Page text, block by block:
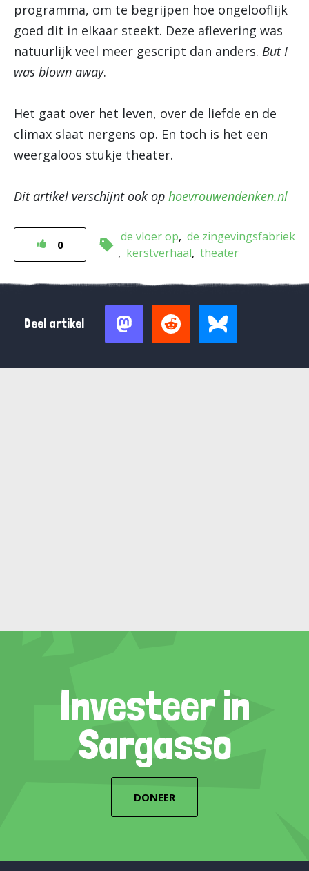
programma, om te begrijpen hoe ongelooflijk
goed dit in elkaar steekt. Deze aflevering was
natuurlijk veel meer gescript dan anders. But I
was blown away.
Het gaat over het leven, over de liefde en de
climax slaat nergens op. En toch is het een
weergaloos stukje theater.
Dit artikel verschijnt ook op hoevrouwendenken.nl
0
de vloer op de zingevingsfabriek
kerstverhaal theater
Deel artikel
Investeer in
Sargasso
DONEER